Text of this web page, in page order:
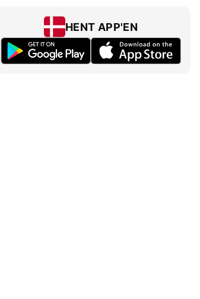
HENT APP'EN